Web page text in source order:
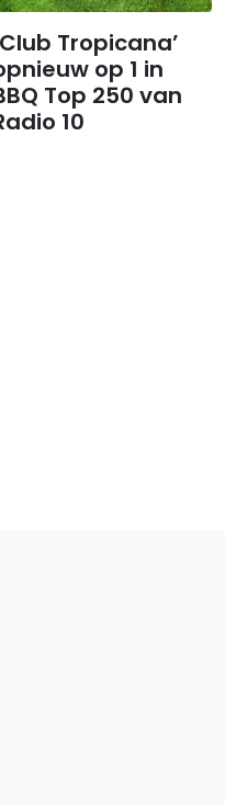
Tropicana’
op 1 in
Top 250 van
10